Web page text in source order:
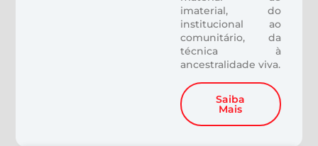
imaterial, do
institucional ao
comunitário, da
técnica à
ancestralidade viva.
Saiba
Mais